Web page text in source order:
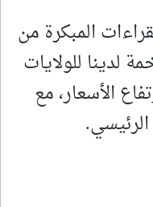
المبكرة من
لدينا للولايات
الأسعار، مع